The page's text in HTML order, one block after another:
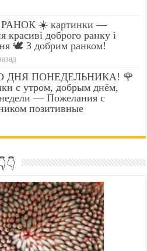
☀️ картинки —
красиві доброго ранку і
🕊️ З добрим ранком!
ДНЯ ПОНЕДЕЛЬНИКА! 🌹
с утром, добрым днём,
— Пожелания с
позитивные